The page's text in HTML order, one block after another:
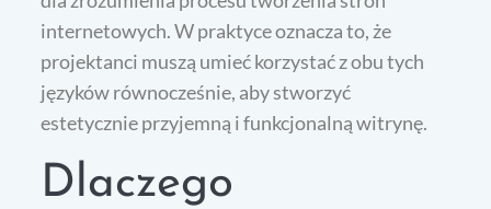
internetowych. W praktyce oznacza to, że
projektanci muszą umieć korzystać z obu tych
języków równocześnie, aby stworzyć
estetycznie przyjemną i funkcjonalną witrynę.
Dlaczego